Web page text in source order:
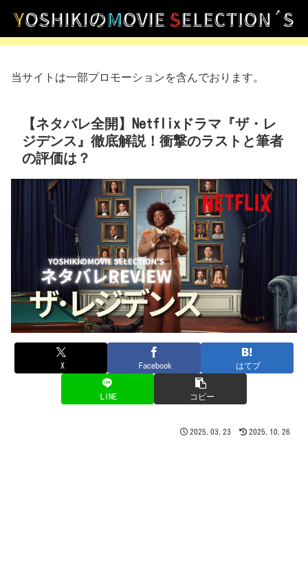
当サイトは一部プロモーションを含んでおります。
【ネタバレ全開】Netflixドラマ『ザ・レ
ジデンス』徹底解説！衝撃のラストと筆者
の評価は？
X Facebook はてブ
LINE コピー
2025.03.23 2025.10.26